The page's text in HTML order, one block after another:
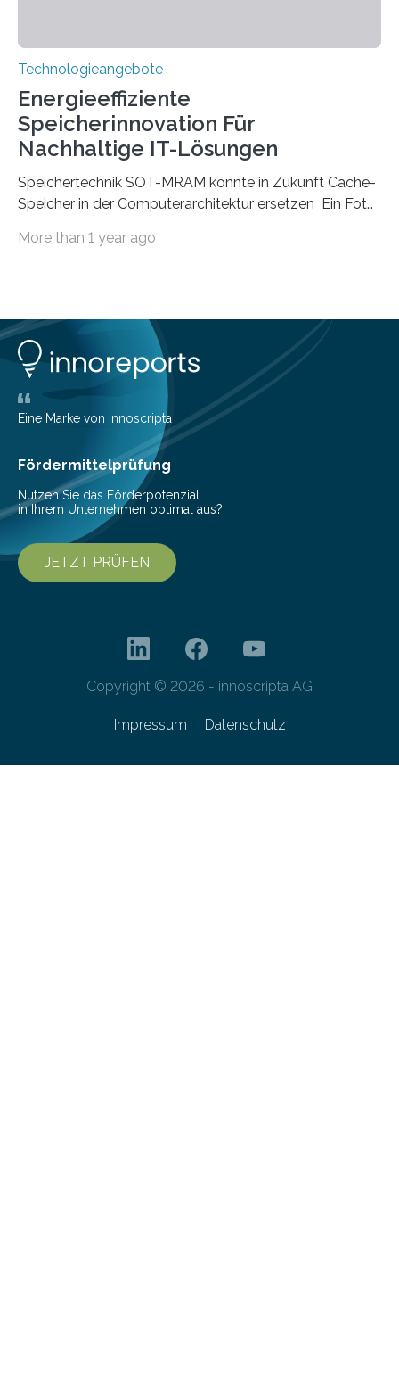
Technologieangebote
Energieeffiziente
Speicherinnovation Für
Nachhaltige IT-Lösungen
Speichertechnik SOT-MRAM könnte in Zukunft Cache-
Speicher in der Computerarchitektur ersetzen Ein Foto,
Hochgeladene Medien landen in riesigen Cloud-
weltweiten Gesamtenergieverbrauchs, was 200
Terawattstunden Strom pro Jahr entspricht. Dieser
immense Energiebedarf hat Wissenschaftlerinnen und
Wissenschaftler dazu veranlasst, innovative Wege zur
Senkung des Energieverbrauchs zu erforschen. Neuer
Ansatz für Smartphones und Supercomputer
gleichermaßen geeignet…
More than 1 year ago
Eine Marke von innoscripta
Fördermittelprüfung
Nutzen Sie das Förderpotenzial
in Ihrem Unternehmen optimal aus?
JETZT PRÜFEN
Copyright © 2026 - innoscripta AG
Impressum Datenschutz